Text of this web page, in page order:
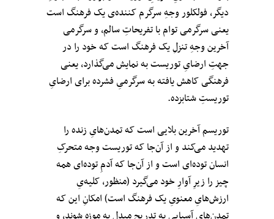
دیگر، فولکلور وجهِ سرگرم‌ کننده‌ی یک فرهنگ است
یعنی سرگرمی توام با تفریحاتِ سالم، و سرگرمی
آخرین وجهِ تنزلِ یک فرهنگ است که خود را در
جهتِ ارضایِ توریست به نمایش می‌گذارد، یعنی
فرهنگی کاهش یافته به سرگرمیِ فشرده برای ارضایِ
توریستِ شتابزده.
توریسم آخرین بلایی است که تمدن‌هایِ زنده را
تهدید می‌کند و از آن‌جا که توریست وجه متحرکِ
انسان توده‌ای‌ است و از آن‌جا که آدمِ توده‌ای همه
چیز را زیرِ آوارِ خود می‌گیرد (منظور، کلیه‌یِ
ارزش‌هایِ معنویِ یک فرهنگ است) امکانِ این که